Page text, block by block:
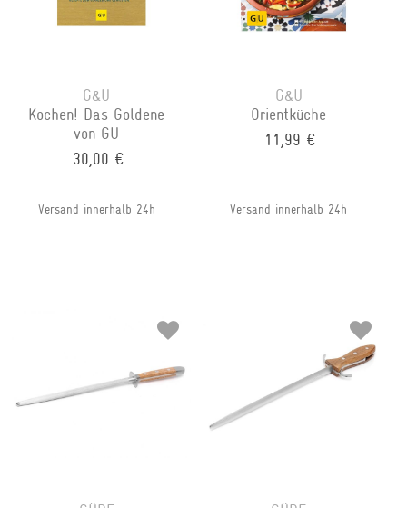
G&U
Kochen! Das Goldene
von GU
30,00 €
Versand innerhalb 24h
G&U
Orientküche
11,99 €
Versand innerhalb 24h